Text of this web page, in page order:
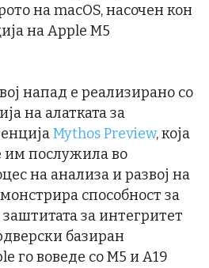
на macOS, насочен кон
на Apple M5
напад е реализирано со
на алатката за
Mythos Preview, која
им послужила во
на анализа и развој на
способност за
за интегритет
базиран
го воведе со M5 и A19